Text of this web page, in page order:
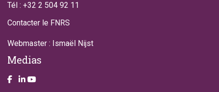
Tél : +32 2 504 92 11
Contacter le FNRS
Webmaster : Ismaël Nijst
Medias
Take a look on our facebook page
Take a look on our LinkendIn page